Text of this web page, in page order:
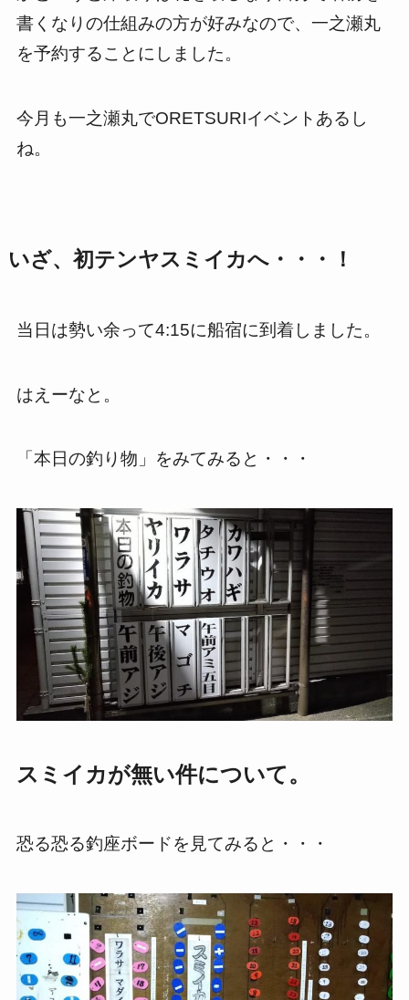
書くなりの仕組みの方が好みなので、一之瀬丸
を予約することにしました。
今月も一之瀬丸でORETSURIイベントあるし
ね。
いざ、初テンヤスミイカへ・・・！
当日は勢い余って4:15に船宿に到着しました。
はえーなと。
「本日の釣り物」をみてみると・・・
スミイカが無い件について。
恐る恐る釣座ボードを見てみると・・・